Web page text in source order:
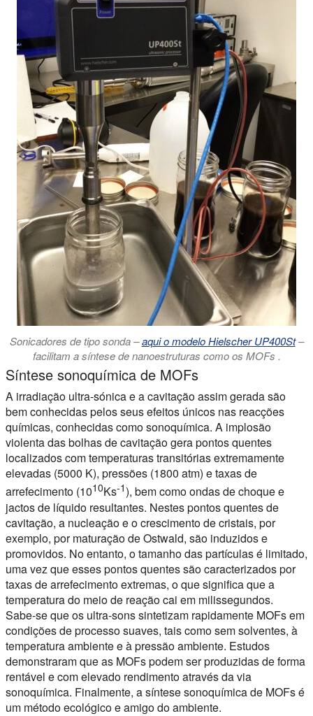
Sonicadores de tipo sonda –aqui o modelo Hielscher UP400St–
facilitam a síntese de nanoestruturas como os MOFs .
Síntese sonoquímica de MOFs
A irradiação ultra-sónica e a cavitação assim gerada são
bem conhecidas pelos seus efeitos únicos nas reacções
químicas, conhecidas como sonoquímica. A implosão
violenta das bolhas de cavitação gera pontos quentes
localizados com temperaturas transitórias extremamente
elevadas (5000 K), pressões (1800 atm) e taxas de
arrefecimento (1010Ks-1), bem como ondas de choque e
jactos de líquido resultantes. Nestes pontos quentes de
cavitação, a nucleação e o crescimento de cristais, por
exemplo, por maturação de Ostwald, são induzidos e
promovidos. No entanto, o tamanho das partículas é limitado,
uma vez que esses pontos quentes são caracterizados por
taxas de arrefecimento extremas, o que significa que a
temperatura do meio de reação cai em milissegundos.
Sabe-se que os ultra-sons sintetizam rapidamente MOFs em
condições de processo suaves, tais como sem solventes, à
temperatura ambiente e à pressão ambiente. Estudos
demonstraram que as MOFs podem ser produzidas de forma
rentável e com elevado rendimento através da via
sonoquímica. Finalmente, a síntese sonoquímica de MOFs é
um método ecológico e amigo do ambiente.